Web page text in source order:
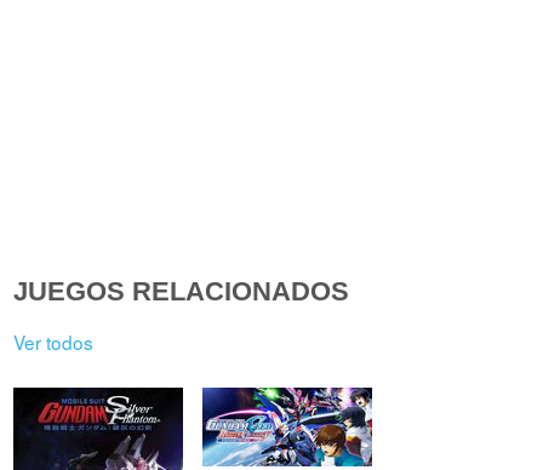
JUEGOS RELACIONADOS
Ver todos